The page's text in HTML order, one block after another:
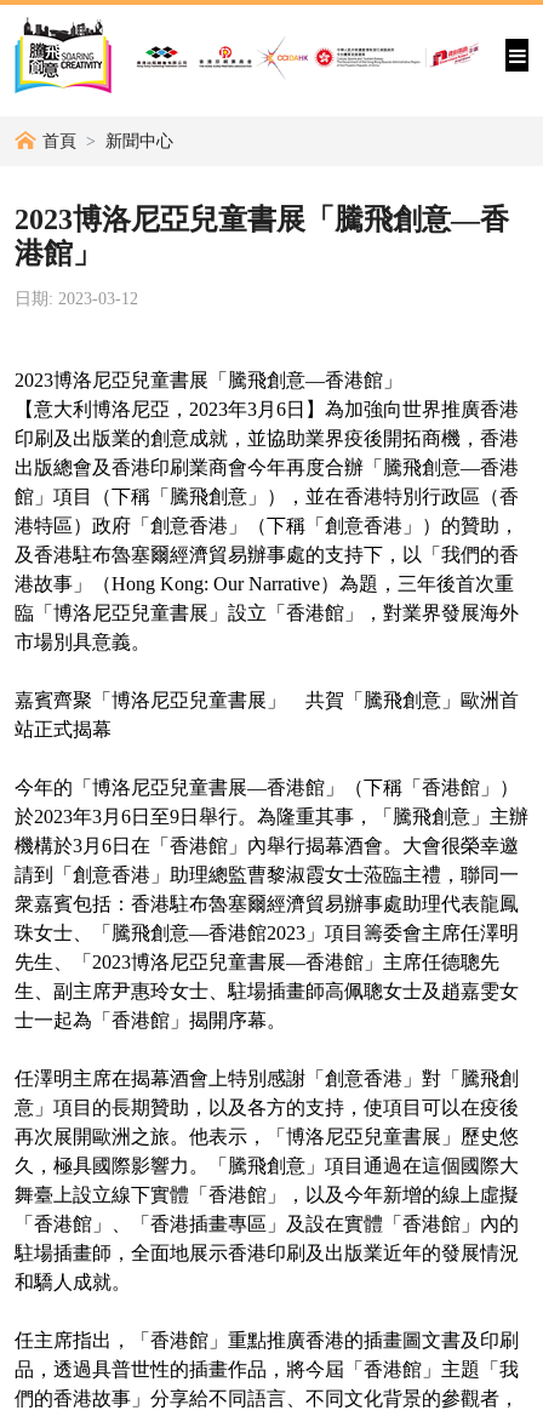
首頁 新聞中心
2023博洛尼亞兒童書展「騰飛創意—香
港館」
日期: 2023-03-12
2023博洛尼亞兒童書展「騰飛創意—香港館」
【意大利博洛尼亞，2023年3月6日】為加強向世界推廣香港
印刷及出版業的創意成就，並協助業界疫後開拓商機，香港
出版總會及香港印刷業商會今年再度合辦「騰飛創意—香港
館」項目（下稱「騰飛創意」），並在香港特別行政區（香
港特區）政府「創意香港」（下稱「創意香港」）的贊助，
及香港駐布魯塞爾經濟貿易辦事處的支持下，以「我們的香
港故事」（Hong Kong: Our Narrative）為題，三年後首次重
臨「博洛尼亞兒童書展」設立「香港館」，對業界發展海外
市場別具意義。
嘉賓齊聚「博洛尼亞兒童書展」 共賀「騰飛創意」歐洲首
站正式揭幕
今年的「博洛尼亞兒童書展—香港館」（下稱「香港館」）
於2023年3月6日至9日舉行。為隆重其事，「騰飛創意」主辦
機構於3月6日在「香港館」內舉行揭幕酒會。大會很榮幸邀
請到「創意香港」助理總監曹黎淑霞女士蒞臨主禮，聯同一
衆嘉賓包括：香港駐布魯塞爾經濟貿易辦事處助理代表龍鳳
珠女士、「騰飛創意—香港館2023」項目籌委會主席任澤明
先生、「2023博洛尼亞兒童書展—香港館」主席任德聰先
生、副主席尹惠玲女士、駐場插畫師高佩聰女士及趙嘉雯女
士一起為「香港館」揭開序幕。
任澤明主席在揭幕酒會上特別感謝「創意香港」對「騰飛創
意」項目的長期贊助，以及各方的支持，使項目可以在疫後
再次展開歐洲之旅。他表示，「博洛尼亞兒童書展」歷史悠
久，極具國際影響力。「騰飛創意」項目通過在這個國際大
舞臺上設立線下實體「香港館」，以及今年新增的線上虛擬
「香港館」、「香港插畫專區」及設在實體「香港館」內的
駐場插畫師，全面地展示香港印刷及出版業近年的發展情況
和驕人成就。
任主席指出，「香港館」重點推廣香港的插畫圖文書及印刷
品，透過具普世性的插畫作品，將今屆「香港館」主題「我
們的香港故事」分享給不同語言、不同文化背景的參觀者，